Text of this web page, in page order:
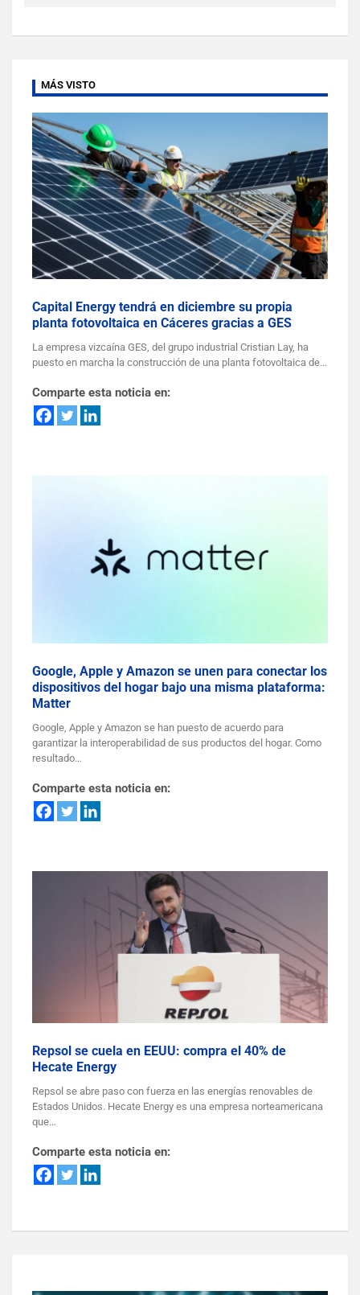
MÁS VISTO
Capital Energy tendrá en diciembre su propia
planta fotovoltaica en Cáceres gracias a GES
La empresa vizcaína GES, del grupo industrial Cristian Lay, ha
puesto en marcha la construcción de una planta fotovoltaica de…
Comparte esta noticia en:
Google, Apple y Amazon se unen para conectar los
dispositivos del hogar bajo una misma plataforma:
Matter
Google, Apple y Amazon se han puesto de acuerdo para
garantizar la interoperabilidad de sus productos del hogar. Como
resultado…
Comparte esta noticia en:
Repsol se cuela en EEUU: compra el 40% de
Hecate Energy
Repsol se abre paso con fuerza en las energías renovables de
Estados Unidos. Hecate Energy es una empresa norteamericana
que…
Comparte esta noticia en: